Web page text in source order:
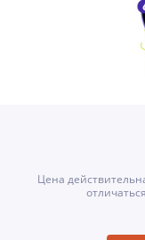
Цена